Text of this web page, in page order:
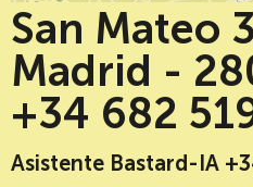
San Mateo 3
Madrid -
+34 682
Asistente Bastard-IA